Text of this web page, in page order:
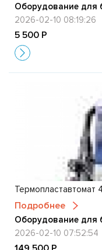
Оборудование для
2026-02-10 08:19:26
5 500 Р
Термопластавтомат
Подробнее
Оборудование для
2026-02-10 07:52:54